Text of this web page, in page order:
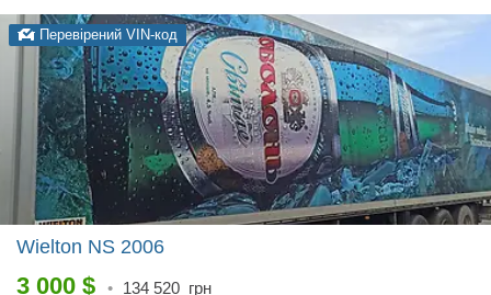
Перевірений VIN-код
Wielton NS 2006
3 000 $ • 134 520 грн